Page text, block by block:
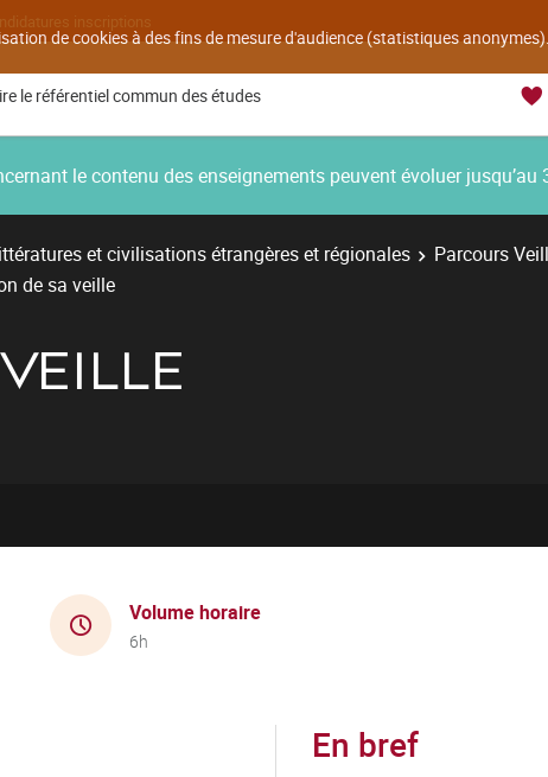
de cookies à des fins de mesure d'audience (statistiques
inscriptions
le référentiel commun des études
le contenu des enseignements peuvent évoluer jusqu’au
et civilisations étrangères et régionales
Parcours
de sa veille
Volume horaire
6h
En bref